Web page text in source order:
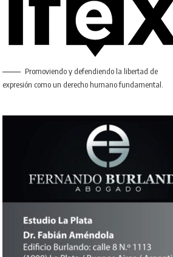
Promoviendo y defendiendo la libertad de
expresión como un derecho humano fundamental.